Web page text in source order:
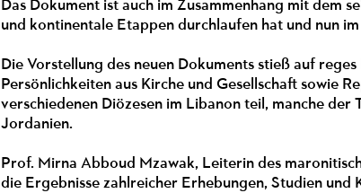
Das Dokument ist auch im Zusammenhang mit dem
und kontinentale Etappen durchlaufen hat und nun
Die Vorstellung des neuen Dokuments stieß auf
Persönlichkeiten aus Kirche und Gesellschaft sowie
verschiedenen Diözesen im Libanon teil, manche der
Jordanien.
Prof. Mirna Abboud Mzawak, Leiterin des
die Ergebnisse zahlreicher Erhebungen, Studien